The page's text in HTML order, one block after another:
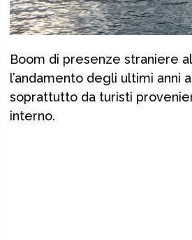
Boom di presenze straniere
l’andamento degli ultimi anni
soprattutto da turisti
interno.